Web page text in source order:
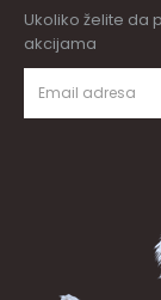
Ukoliko želite da
akcijama